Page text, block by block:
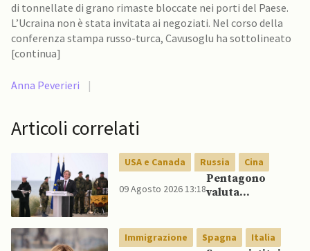
di tonnellate di grano rimaste bloccate nei porti del Paese.
L’Ucraina non è stata invitata ai negoziati. Nel corso della
conferenza stampa russo-turca, Cavusoglu ha sottolineato
[continua]
Anna Peverieri |
Articoli correlati
USA e Canada Russia Cina
09 Agosto 2026 13:18
Pentagono
valuta
nucleare per
scoraggiare
Immigrazione Spagna Italia